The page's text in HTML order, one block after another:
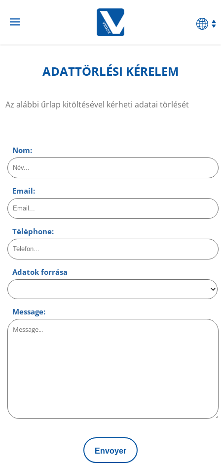
ADATTÖRLÉSI KÉRELEM
Az alábbi űrlap kitöltésével kérheti adatai törlését
Nom:
Email:
Téléphone:
Adatok forrása
Message: